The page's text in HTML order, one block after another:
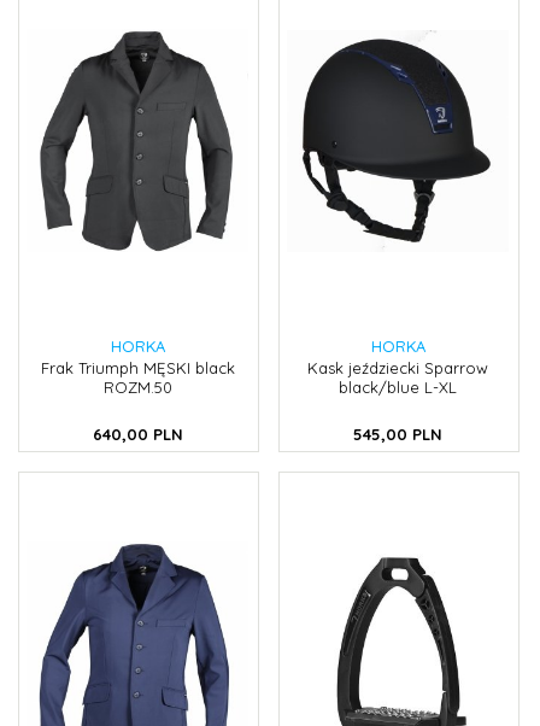
HORKA
Frak Triumph MĘSKI black
ROZM.50
640,00 PLN
HORKA
Kask jeździecki Sparrow
black/blue L-XL
545,00 PLN